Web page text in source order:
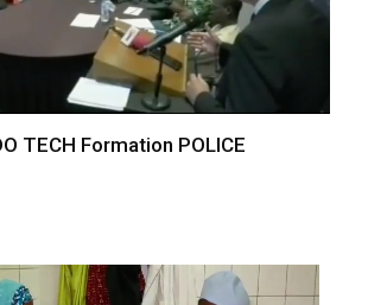
TECH Formation POLICE